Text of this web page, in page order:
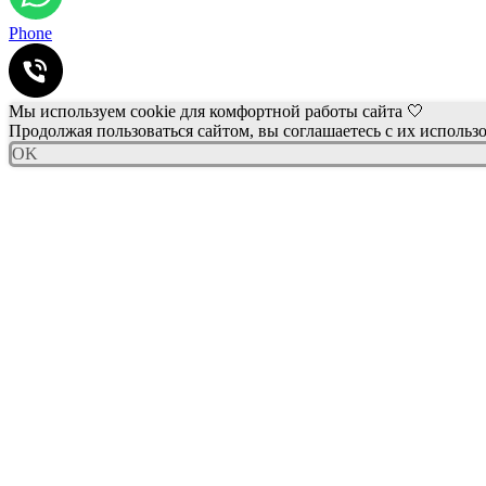
Phone
Мы используем cookie для комфортной работы сайта 🤍
Продолжая пользоваться сайтом, вы соглашаетесь с их
OK